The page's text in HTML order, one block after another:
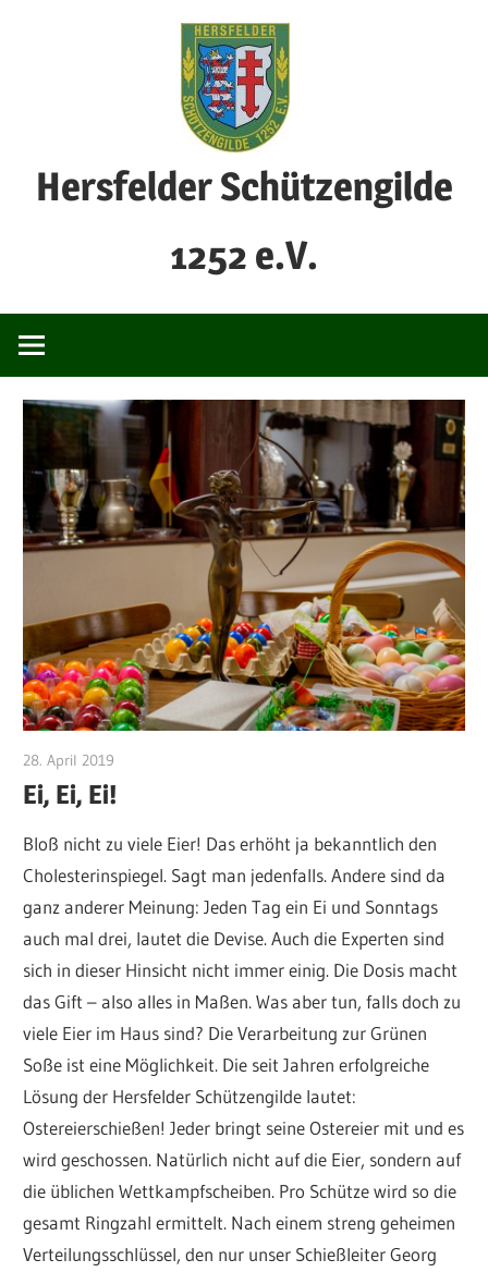
Hersfelder Schützengilde
1252 e.V.
28. April 2019
Ei, Ei, Ei!
Bloß nicht zu viele Eier! Das erhöht ja bekanntlich den
Cholesterinspiegel. Sagt man jedenfalls. Andere sind da
ganz anderer Meinung: Jeden Tag ein Ei und Sonntags
auch mal drei, lautet die Devise. Auch die Experten sind
sich in dieser Hinsicht nicht immer einig. Die Dosis macht
das Gift – also alles in Maßen. Was aber tun, falls doch zu
viele Eier im Haus sind? Die Verarbeitung zur Grünen
Soße ist eine Möglichkeit. Die seit Jahren erfolgreiche
Lösung der Hersfelder Schützengilde lautet:
Ostereierschießen! Jeder bringt seine Ostereier mit und es
wird geschossen. Natürlich nicht auf die Eier, sondern auf
die üblichen Wettkampfscheiben. Pro Schütze wird so die
gesamt Ringzahl ermittelt. Nach einem streng geheimen
Verteilungsschlüssel, den nur unser Schießleiter Georg